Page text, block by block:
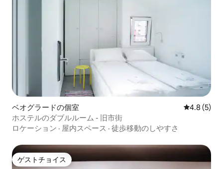
ベオグラードの個室 レビュー5
4.8 (5)
ホステルのダブルルーム - 旧市街
ロケーション · 屋内スペース · 徒歩移動のしやすさ
ゲストチョイス
ゲストチョイス